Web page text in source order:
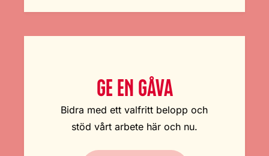
GE EN GÅVA
Bidra med ett valfritt belopp och
stöd vårt arbete här och nu.